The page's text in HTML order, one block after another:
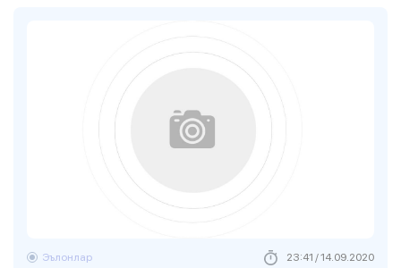
Эълонлар 23:41 / 14.09.2020